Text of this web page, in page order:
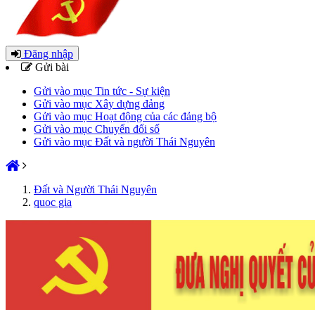
Đăng nhập
Gửi bài
Gửi vào mục Tin tức - Sự kiện
Gửi vào mục Xây dựng đảng
Gửi vào mục Hoạt động của các đảng bộ
Gửi vào mục Chuyển đổi số
Gửi vào mục Đất và người Thái Nguyên
Đất và Người Thái Nguyên
quoc gia